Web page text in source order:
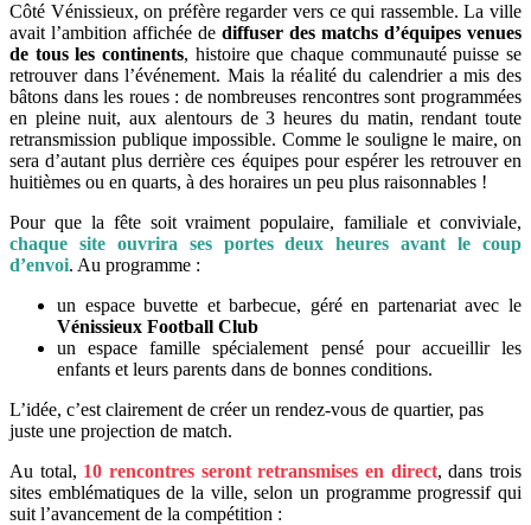
Côté Vénissieux, on préfère regarder vers ce qui rassemble. La ville
avait l’ambition affichée de diffuser des matchs d’équipes venues
de tous les continents, histoire que chaque communauté puisse se
retrouver dans l’événement. Mais la réalité du calendrier a mis des
bâtons dans les roues : de nombreuses rencontres sont programmées
en pleine nuit, aux alentours de 3 heures du matin, rendant toute
retransmission publique impossible. Comme le souligne le maire, on
sera d’autant plus derrière ces équipes pour espérer les retrouver en
huitièmes ou en quarts, à des horaires un peu plus raisonnables !
Pour que la fête soit vraiment populaire, familiale et conviviale,
chaque site ouvrira ses portes deux heures avant le coup
d’envoi. Au programme :
un espace buvette et barbecue, géré en partenariat avec le
Vénissieux Football Club
un espace famille spécialement pensé pour accueillir les
enfants et leurs parents dans de bonnes conditions.
L’idée, c’est clairement de créer un rendez-vous de quartier, pas
juste une projection de match.
Au total, 10 rencontres seront retransmises en direct, dans trois
sites emblématiques de la ville, selon un programme progressif qui
suit l’avancement de la compétition :